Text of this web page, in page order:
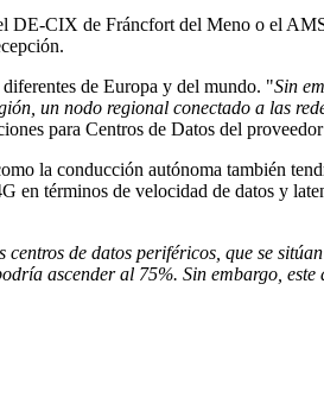
DE-CIX de Fráncfort del Meno o el
diferentes de Europa y del mundo. "Sin
un nodo regional conectado a las
para Centros de Datos del
la conducción autónoma también
términos de velocidad de datos y
de datos periféricos, que se
ascender al 75%. Sin embargo,